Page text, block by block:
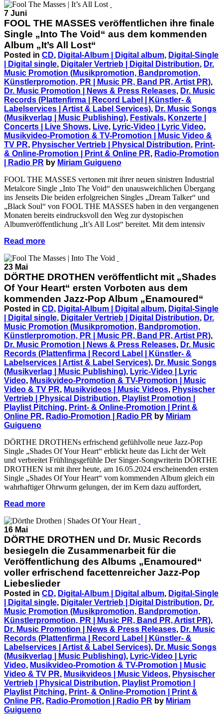
7 Juni
FOOL THE MASSES veröffentlichen ihre finale
Single „Into The Void“ aus dem kommenden
Album „It’s All Lost“
Posted in CD, Digital-Album | Digital album, Digital-Single
| Digital single, Digitaler Vertrieb | Digital Distribution, Dr.
Music Promotion (Musikpromotion, Bandpromotion,
Künstlerpromotion, PR | Music PR, Band PR, Artist PR),
Dr. Music Promotion | News & Press Releases, Dr. Music
Records (Plattenfirma | Record Label | Künstler- &
Labelservices | Artist & Label Services), Dr. Music Songs
(Musikverlag | Music Publishing), Festivals, Konzerte |
Concerts | Live Shows, Live, Lyric-Video | Lyric Video,
Musikvideo-Promotion & TV-Promotion | Music Video &
TV PR, Physischer Vertrieb | Physical Distribution, Print-
& Online-Promotion | Print & Online PR, Radio-Promotion
| Radio PR by Miriam Guigueno
FOOL THE MASSES vertonen mit ihrer neuen sinistren Industrial
Metalcore Single „Into The Void“ den unausweichlichen Übergang
ins Jenseits Die beiden erfolgreichen Singles „Dream Talker“ und
„Black Soul“ von FOOL THE MASSES haben in den vergangenen
Monaten bereits eindrucksvoll den Weg zur dystopischen
Albumveröffentlichung „It’s All Lost“ bereitet. Mit dem intensiv
Read more
23 Mai
DÖRTHE DROTHEN veröffentlicht mit „Shades
Of Your Heart“ ersten Vorboten aus dem
kommenden Jazz-Pop Album „Enamoured“
Posted in CD, Digital-Album | Digital album, Digital-Single
| Digital single, Digitaler Vertrieb | Digital Distribution, Dr.
Music Promotion (Musikpromotion, Bandpromotion,
Künstlerpromotion, PR | Music PR, Band PR, Artist PR),
Dr. Music Promotion | News & Press Releases, Dr. Music
Records (Plattenfirma | Record Label | Künstler- &
Labelservices | Artist & Label Services), Dr. Music Songs
(Musikverlag | Music Publishing), Lyric-Video | Lyric
Video, Musikvideo-Promotion & TV-Promotion | Music
Video & TV PR, Musikvideos | Music Videos, Physischer
Vertrieb | Physical Distribution, Playlist Promotion |
Playlist Pitching, Print- & Online-Promotion | Print &
Online PR, Radio-Promotion | Radio PR by Miriam
Guigueno
DÖRTHE DROTHENs erfrischend gefühlvolle neue Jazz-Pop
Single „Shades Of Your Heart“ erblickt heute das Licht der Welt
und verbreitet Frühlingsgefühle Der Singer-Songwriterin DÖRTHE
DROTHEN ist mit ihrer heute, am 16.05.2024 erscheinenden ersten
Single „Shades Of Your Heart“ vom kommenden Album gleich ein
wahrhaftiger Ohrwurm gelungen, der im Kern dazu auffordert,
Read more
16 Mai
DÖRTHE DROTHEN und Dr. Music Records
besiegeln die Zusammenarbeit für die
Veröffentlichung des Albums „Enamoured“
voller erfrischend facettenreicher Jazz-Pop
Liebeslieder
Posted in CD, Digital-Album | Digital album, Digital-Single
| Digital single, Digitaler Vertrieb | Digital Distribution, Dr.
Music Promotion (Musikpromotion, Bandpromotion,
Künstlerpromotion, PR | Music PR, Band PR, Artist PR),
Dr. Music Promotion | News & Press Releases, Dr. Music
Records (Plattenfirma | Record Label | Künstler- &
Labelservices | Artist & Label Services), Dr. Music Songs
(Musikverlag | Music Publishing), Lyric-Video | Lyric
Video, Musikvideo-Promotion & TV-Promotion | Music
Video & TV PR, Musikvideos | Music Videos, Physischer
Vertrieb | Physical Distribution, Playlist Promotion |
Playlist Pitching, Print- & Online-Promotion | Print &
Online PR, Radio-Promotion | Radio PR by Miriam
Guigueno